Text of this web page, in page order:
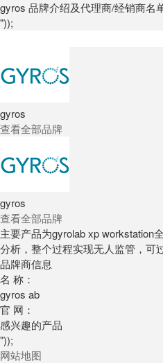
gyros 品牌介绍及代理商/经销商名
"));
gyros
查看全部品牌
gyros
查看全部品牌
主要产品为gyrolab xp workstation
分析，整个过程实现无人监管，可
品牌商信息
名 称：
gyros ab
官 网：
感兴趣的产品
"));
网站地图